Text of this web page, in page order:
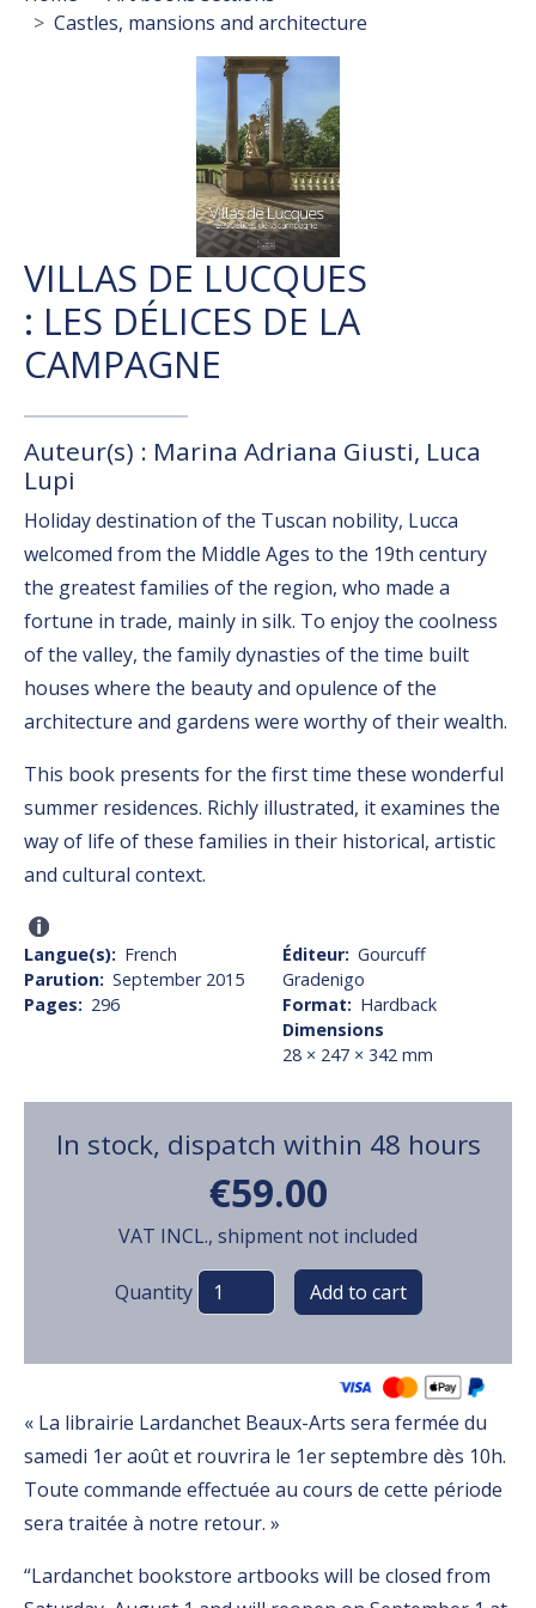
Castles, mansions and architecture
VILLAS DE LUCQUES
: LES DÉLICES DE LA
CAMPAGNE
Auteur(s) : Marina Adriana Giusti, Luca
Lupi
Holiday destination of the Tuscan nobility, Lucca
welcomed from the Middle Ages to the 19th century
the greatest families of the region, who made a
fortune in trade, mainly in silk. To enjoy the coolness
of the valley, the family dynasties of the time built
houses where the beauty and opulence of the
architecture and gardens were worthy of their wealth.
This book presents for the first time these wonderful
summer residences. Richly illustrated, it examines the
way of life of these families in their historical, artistic
and cultural context.
Langue(s)
French
Parution September 2015
Pages
296
Éditeur Gourcuff
Gradenigo
Format
Hardback
Dimensions
28 × 247 × 342 mm
In stock, dispatch within 48 hours
€59.00
VAT INCL., shipment not included
Variations
Quantity
« La librairie Lardanchet Beaux-Arts sera fermée du
samedi 1er août et rouvrira le 1er septembre dès 10h.
Toute commande effectuée au cours de cette période
sera traitée à notre retour. »
“Lardanchet bookstore artbooks will be closed from